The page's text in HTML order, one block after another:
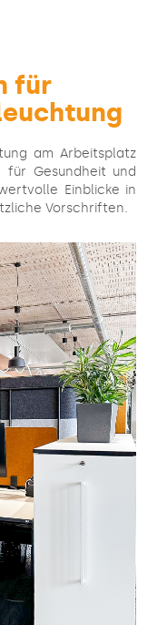
für
am Arbeitsplatz
für Gesundheit und
Einblicke in
Vorschriften.